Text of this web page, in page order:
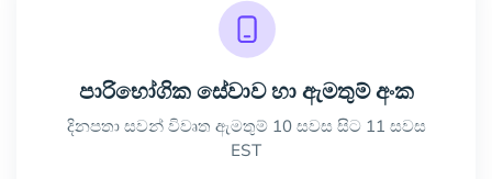
පාරිභෝගික සේවාව හා ඇමතුම් අංක
දිනපතා සවන් විවෘත ඇමතුම් 10 සවස සිට 11 සවස
EST